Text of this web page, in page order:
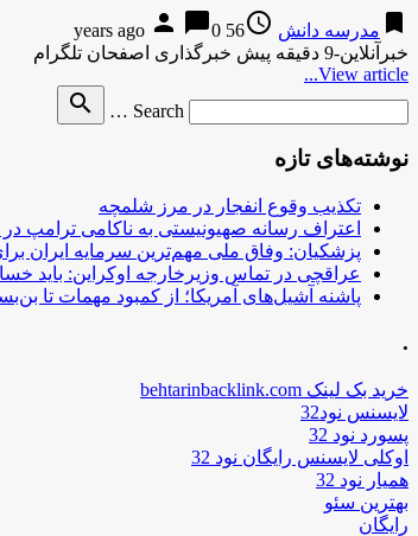
bookmark مدرسه دانش access_time
56 years ago
person chat_bubble0
خبرآنلاین-9 دقیقه پیش خبرگذاری اصفحان تلگرام
View article...
Search …
search
نوشته‌های تازه
تکذیب وقوع انفجار در مرز شلمچه
اعتراف رسانه صهیونیستی به ناکامی ترامپ در
پزشکیان: وفاق ملی مهم‌ترین سرمایه ایران
عراقچی در تماس وزیرخارجه اوکراین: باید
پاشنه آشیل‌های آمریکا؛ از کمبود مهمات تا
.
خرید بک لینک behtarinbacklink.com
لایسنس نود32
پسورد نود 32
اوکلی لایسنس رایگان نود 32
همیار نود 32
بهترین سئو
رایگان